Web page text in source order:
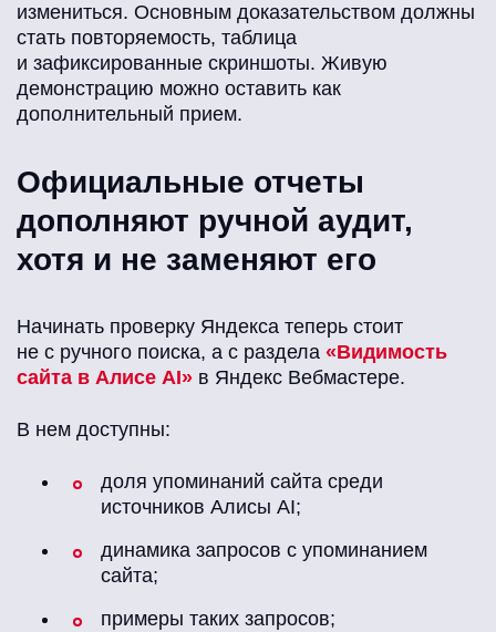
измениться. Основным доказательством должны
стать повторяемость, таблица
и зафиксированные скриншоты. Живую
демонстрацию можно оставить как
дополнительный прием.
Официальные отчеты
дополняют ручной аудит,
хотя и не заменяют его
Начинать проверку Яндекса теперь стоит
не с ручного поиска, а с раздела «Видимость
сайта в Алисе AI» в Яндекс Вебмастере.
В нем доступны:
доля упоминаний сайта среди
источников Алисы AI;
динамика запросов с упоминанием
сайта;
примеры таких запросов;